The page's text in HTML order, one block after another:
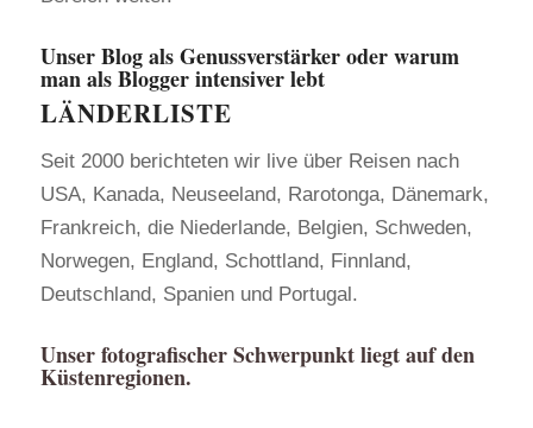
Unser Blog als Genussverstärker oder warum
man als Blogger intensiver lebt
LÄNDERLISTE
Seit 2000 berichteten wir live über Reisen nach
USA, Kanada, Neuseeland, Rarotonga, Dänemark,
Frankreich, die Niederlande, Belgien, Schweden,
Norwegen, England, Schottland, Finnland,
Deutschland, Spanien und Portugal.
Unser fotografischer Schwerpunkt liegt auf den
Küstenregionen.